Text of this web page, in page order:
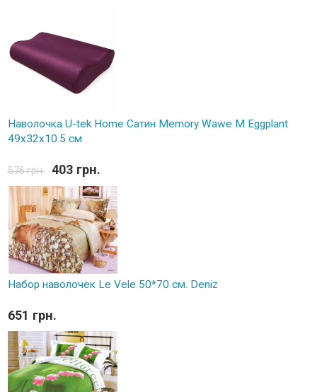
Наволочка U-tek Home Сатин Memory Wawe M Eggplant
49х32х10.5 см
576 грн. 403 грн.
Набор наволочек Le Vele 50*70 см. Deniz
651 грн.